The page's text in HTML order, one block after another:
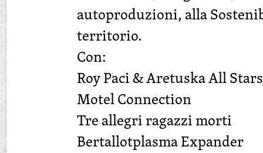
autoproduzioni, alla
territorio.
Con:
Roy Paci & Aretuska All Stars
Motel Connection
Tre allegri ragazzi morti
Bertallotplasma Expander